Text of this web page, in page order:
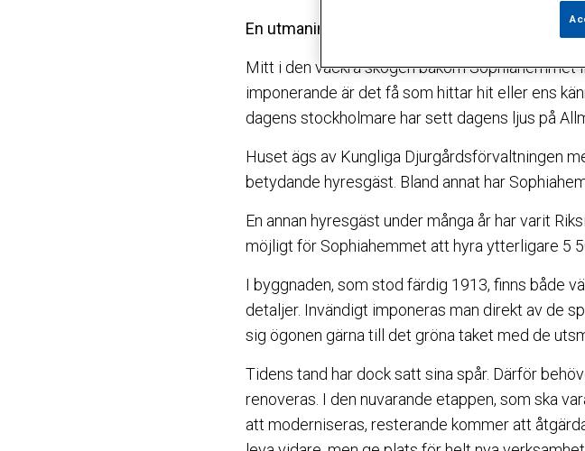
En utmaning är att skapa rum för en
Mitt i den vackra skogen bakom
imponerande är det få som hittar hit eller ens
dagens stockholmare har sett dagens ljus på
Huset ägs av Kungliga Djurgårdsförvaltningen
betydande hyresgäst. Bland annat har
En annan hyresgäst under många år har varit
möjligt för Sophiahemmet att hyra ytterligare 5
I byggnaden, som stod färdig 1913, finns både
detaljer. Invändigt imponeras man direkt av de
sig ögonen gärna till det gröna taket med de
Tidens tand har dock satt sina spår. Därför
renoveras. I den nuvarande etappen, som ska
att moderniseras, resterande kommer att